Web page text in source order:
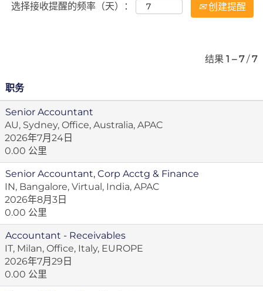
选择接收提醒的频率（天）： 创建提醒
结果 1 – 7/7
职务
Senior Accountant
AU, Sydney, Office, Australia, APAC
2026年7月24日
0.00 公里
Senior Accountant, Corp Acctg & Finance
IN, Bangalore, Virtual, India, APAC
2026年8月3日
0.00 公里
Accountant - Receivables
IT, Milan, Office, Italy, EUROPE
2026年7月29日
0.00 公里